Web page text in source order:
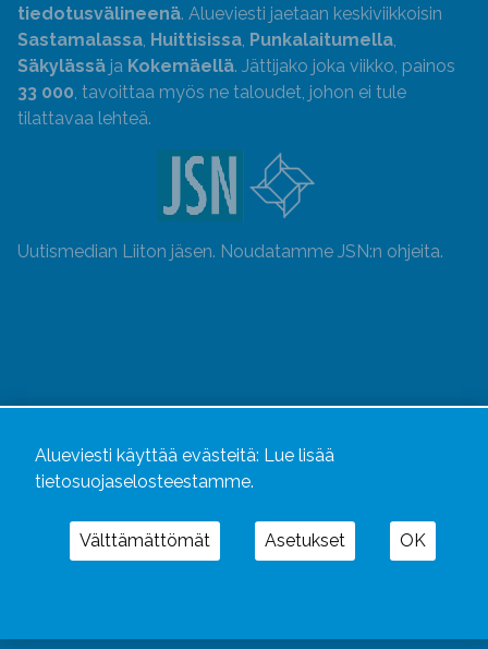
tiedotusvälineenä. Alueviesti jaetaan keskiviikkoisin
Sastamalassa, Huittisissa, Punkalaitumella,
Säkylässä ja Kokemäellä. Jättijako joka viikko, painos
33 000, tavoittaa myös ne taloudet, johon ei tule
tilattavaa lehteä.
Uutismedian Liiton jäsen. Noudatamme JSN:n ohjeita.
Alueviestijaalueviesti.fiovat osa Kustannusliike
Alueviesti käyttää evästeitä: Lue lisää
tietosuojaselosteestamme.
Välttämättömät Asetukset OK